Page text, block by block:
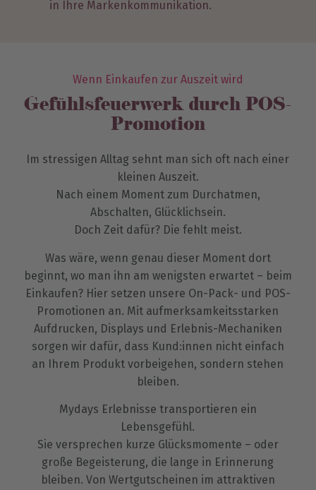
in Ihre Markenkommunikation.
Wenn Einkaufen zur Auszeit wird
Gefühlsfeuerwerk durch POS-
Promotion
Im stressigen Alltag sehnt man sich oft nach einer
kleinen Auszeit.
Nach einem Moment zum Durchatmen,
Abschalten, Glücklichsein.
Doch Zeit dafür? Die fehlt meist.
Was wäre, wenn genau dieser Moment dort
beginnt, wo man ihn am wenigsten erwartet – beim
Einkaufen? Hier setzen unsere On-Pack- und POS-
Promotionen an. Mit aufmerksamkeitsstarken
Aufdrucken, Displays und Erlebnis-Mechaniken
sorgen wir dafür, dass Kund:innen nicht einfach
an Ihrem Produkt vorbeigehen, sondern stehen
bleiben.
Mydays Erlebnisse transportieren ein
Lebensgefühl.
Sie versprechen kurze Glücksmomente – oder
große Begeisterung, die lange in Erinnerung
bleiben. Von Wertgutscheinen im attraktiven